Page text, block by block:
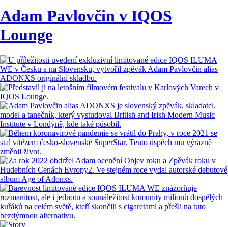
Adam Pavlovčin v IQOS
Lounge